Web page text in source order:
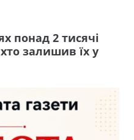
понад 2 тисячі
залишив їх у